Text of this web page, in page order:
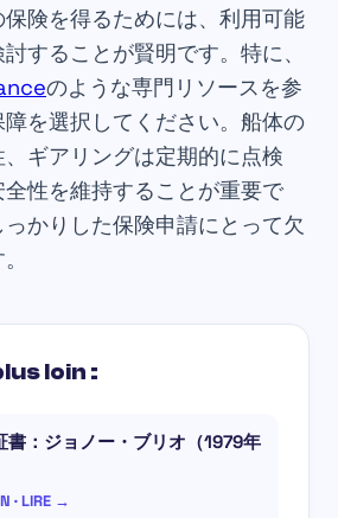
険を得るためには、利用可能
することが賢明です。特に、
のような専門リソースを参
を選択してください。船体の
ギアリングは定期的に点検
全性を維持することが重要で
かりした保険申請にとって欠
loin :
書：ジョノー・ブリオ（1979年
· LIRE →